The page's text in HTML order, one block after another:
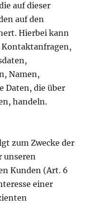
auf dieser
auf den
Hierbei kann
Kontaktanfragen,
Namen,
Daten, die über
handeln.
zum Zwecke der
unseren
Kunden (Art. 6
einer